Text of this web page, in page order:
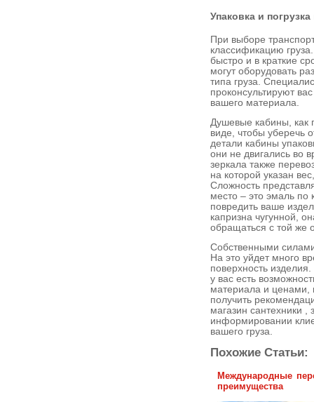
Упаковка и
При выборе
классификацию
быстро и в краткие
могут оборудовать
типа груза.
проконсультируют
вашего материала.
Душевые кабины, как
виде, чтобы уберечь
детали кабины
они не двигались во
зеркала также
на которой указан
Сложность
место – это эмаль по
повредить ваше
капризна чугунной,
обращаться с той же
Собственными
На это уйдет много
поверхность
у вас есть
материала и ценами,
получить
магазин сантехники ,
информировании
вашего груза.
Похожие Статьи:
Международные
преимущества